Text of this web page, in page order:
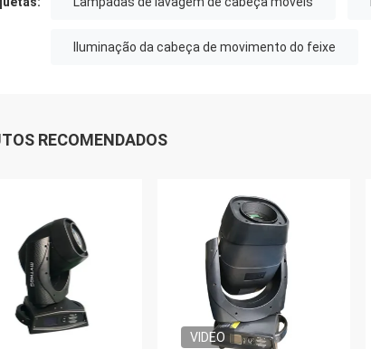
Iluminação da cabeça de movimento do feixe
RECOMENDADOS
VIDEO